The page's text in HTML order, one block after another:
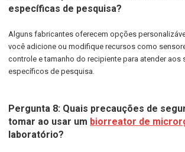
específicas de pesquisa?
Alguns fabricantes oferecem opções
você adicione ou modifique recursos como
controle e tamanho do recipiente para atender aos
específicos de pesquisa.
Pergunta 8: Quais precauções de
tomar ao usar um biorreator de
laboratório?